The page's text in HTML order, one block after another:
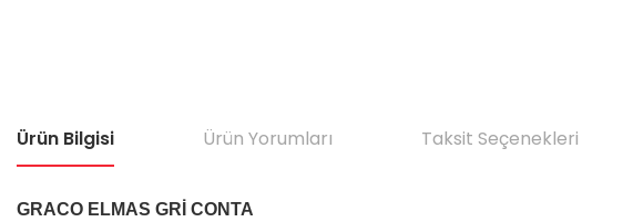
Ürün Bilgisi Ürün Yorumları Taksit Seçenekleri
GRACO ELMAS GRİ CONTA